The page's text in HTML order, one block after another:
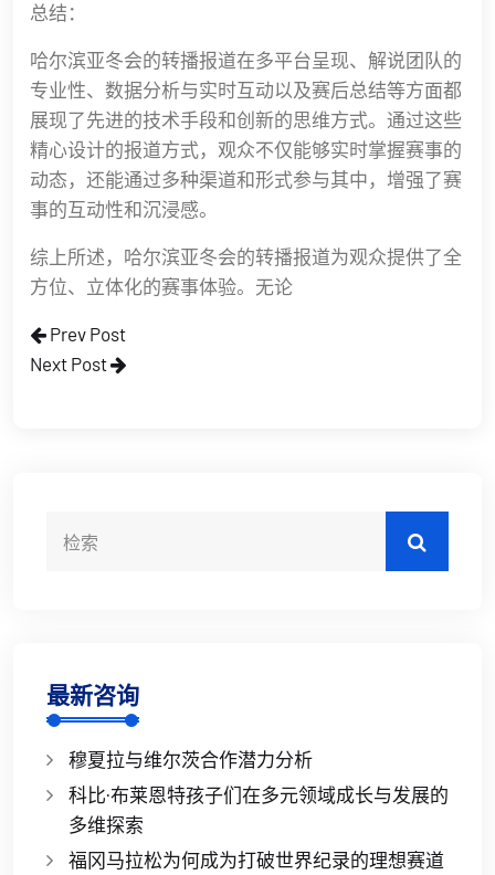
总结：
哈尔滨亚冬会的转播报道在多平台呈现、解说团队的
专业性、数据分析与实时互动以及赛后总结等方面都
展现了先进的技术手段和创新的思维方式。通过这些
精心设计的报道方式，观众不仅能够实时掌握赛事的
动态，还能通过多种渠道和形式参与其中，增强了赛
事的互动性和沉浸感。
综上所述，哈尔滨亚冬会的转播报道为观众提供了全
方位、立体化的赛事体验。无论
Prev Post
Next Post
最新咨询
穆夏拉与维尔茨合作潜力分析
科比·布莱恩特孩子们在多元领域成长与发展的
多维探索
福冈马拉松为何成为打破世界纪录的理想赛道